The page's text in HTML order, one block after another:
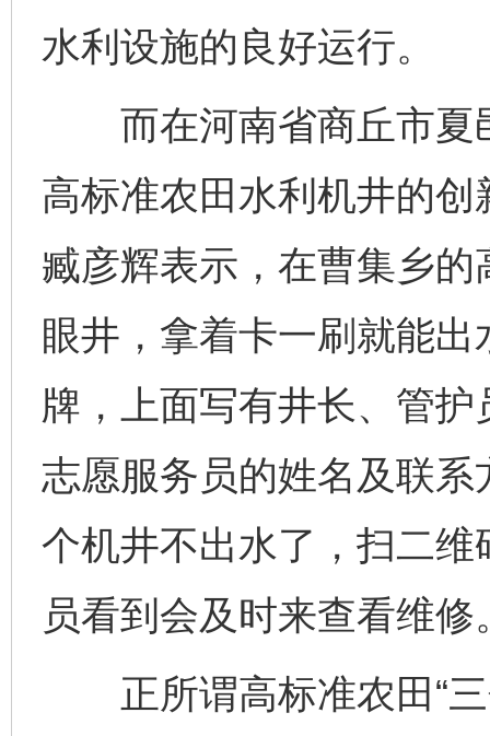
水利设施的良好运行。
而在河南省商丘市夏
高标准农田水利机井的
臧彦辉表示，在曹集乡
眼井，拿着卡一刷就能
牌，上面写有井长、管
志愿服务员的姓名及联
个机井不出水了，扫二
员看到会及时来查看维修
正所谓高标准农田“三